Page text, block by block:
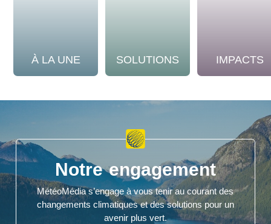
À LA UNE SOLUTIONS IMPACTS
Notre engagement
MétéoMédia s’engage à vous tenir au courant des
changements climatiques et des solutions pour un
avenir plus vert.